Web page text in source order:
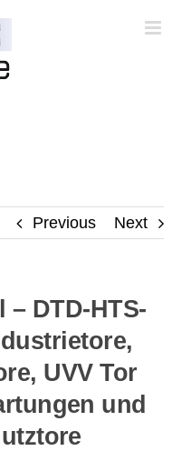
Previous Next
DTD-HTS-
UVV Tor
und